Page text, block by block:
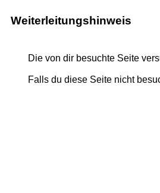
Weiterleitungshinweis
Die von dir besuchte Seite
Falls du diese Seite nicht